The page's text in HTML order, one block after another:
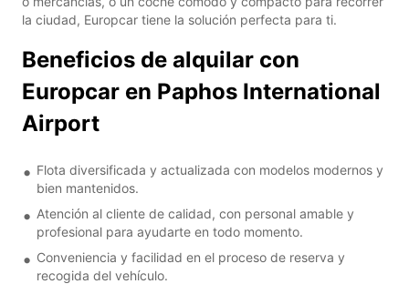
la ciudad, Europcar tiene la solución perfecta para ti.
Beneficios de alquilar con
Europcar en Paphos International
Airport
Flota diversificada y actualizada con modelos modernos y
bien mantenidos.
Atención al cliente de calidad, con personal amable y
profesional para ayudarte en todo momento.
Conveniencia y facilidad en el proceso de reserva y
recogida del vehículo.